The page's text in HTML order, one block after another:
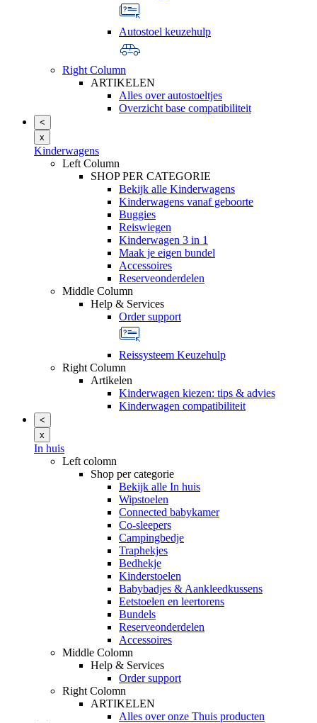
Autostoel keuzehulp
Right Column
ARTIKELEN
Alles over autostoeltjes
Overzicht base compatibiliteit
<
x
Kinderwagens
Left Column
SHOP PER CATEGORIE
Bekijk alle Kinderwagens
Kinderwagens vanaf geboorte
Buggies
Reiswiegen
Kinderwagen 3 in 1
Maak je eigen bundel
Accessoires
Reserveonderdelen
Middle Column
Help & Services
Order support
Reissysteem Keuzehulp
Right Column
Artikelen
Kinderwagen kiezen: tips & advies
Kinderwagen compatibiliteit
<
x
In huis
Left colomn
Shop per categorie
Bekijk alle In huis
Wipstoelen
Connected babykamer
Co-sleepers
Campingbedje
Traphekjes
Bedhekje
Kinderstoelen
Babybadjes & Aankleedkussens
Eetstoelen en leertorens
Bundels
Reserveonderdelen
Accessoires
Middle Colomn
Help & Services
Order support
Right Colomn
ARTIKELEN
Alles over onze Thuis producten